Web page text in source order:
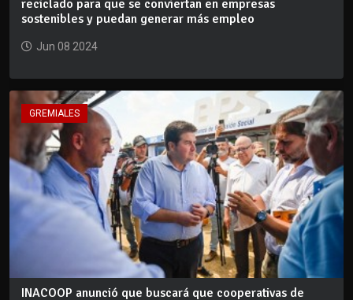
reciclado para que se conviertan en empresas
sostenibles y puedan generar más empleo
Jun 08 2024
GREMIALES
INACOOP anunció que buscará que cooperativas de